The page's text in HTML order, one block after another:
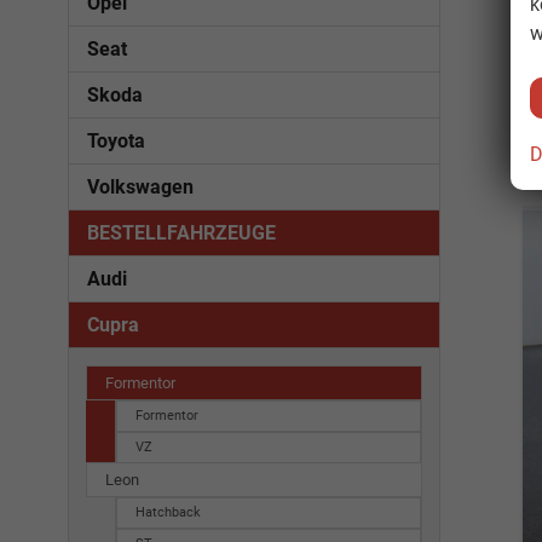
Seat
Skoda
Toyota
Volkswagen
BESTELLFAHRZEUGE
Audi
Cupra
Formentor
Formentor
VZ
Leon
Hatchback